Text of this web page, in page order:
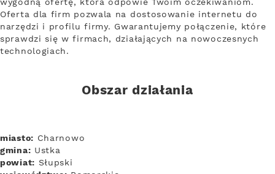
wygodną ofertę, która odpowie Twoim oczekiwaniom.
Oferta dla firm pozwala na dostosowanie internetu do
narzędzi i profilu firmy. Gwarantujemy połączenie, które
sprawdzi się w firmach, działających na nowoczesnych
technologiach.
Obszar działania
miasto: Charnowo
gmina: Ustka
powiat: Słupski